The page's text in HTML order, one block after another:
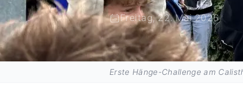
Freitag, 22. Mai 2026
Erste Hänge-Challenge am